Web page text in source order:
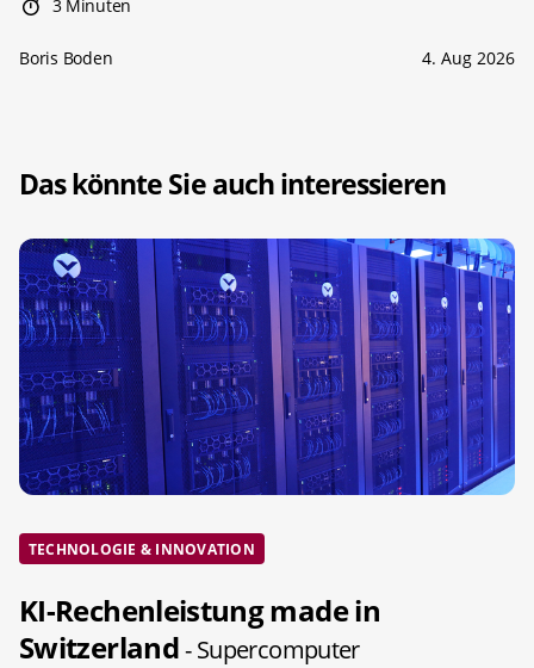
3 Minuten
Boris Boden 4. Aug 2026
Das könnte Sie auch interessieren
TECHNOLOGIE & INNOVATION
KI-Rechenleistung made in
Switzerland- Supercomputer